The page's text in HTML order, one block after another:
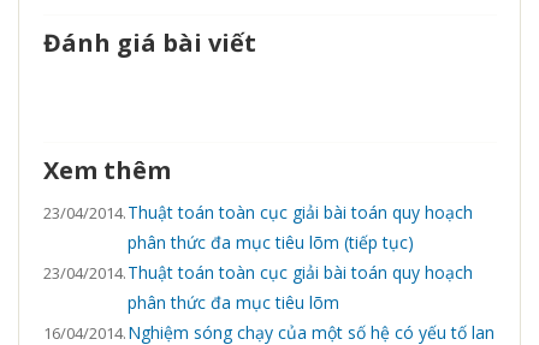
Đánh giá bài viết
Xem thêm
23/04/2014.Thuật toán toàn cục giải bài toán quy hoạch
phân thức đa mục tiêu lõm (tiếp tục)
23/04/2014.Thuật toán toàn cục giải bài toán quy hoạch
phân thức đa mục tiêu lõm
16/04/2014.Nghiệm sóng chạy của một số hệ có yếu tố lan